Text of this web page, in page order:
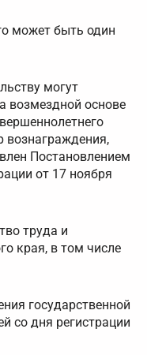
может быть один
могут
возмездной основе
вознаграждения,
Постановлением
от 17 ноября
труда и
края, в том числе
государственной
со дня регистрации